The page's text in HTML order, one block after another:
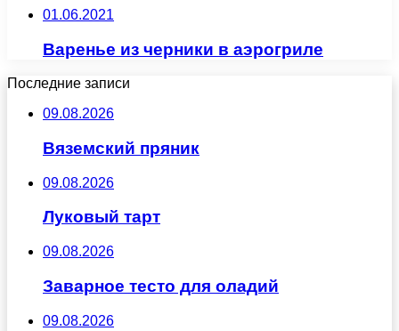
01.06.2021
Варенье из черники в аэрогриле
Последние записи
09.08.2026
Вяземский пряник
09.08.2026
Луковый тарт
09.08.2026
Заварное тесто для оладий
09.08.2026